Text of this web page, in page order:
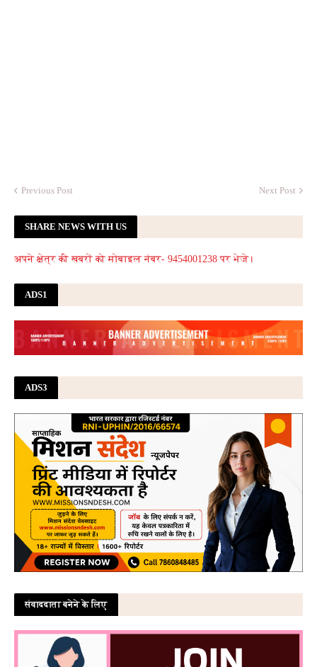
Previous Post Next Post
SHARE NEWS WITH US
अपने क्षेत्र की खबरों को मोबाइल नंबर- 9454001238 पर भेजे।
ADS1
ADS3
संवाददाता बनेने के लिए